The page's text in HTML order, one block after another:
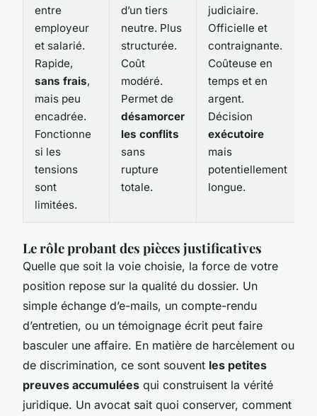
entre
employeur
et salarié.
Rapide,
sans frais,
mais peu
encadrée.
Fonctionne
si les
tensions
sont
limitées.
d’un tiers
neutre. Plus
structurée.
Coût
modéré.
Permet de
désamorcer
les conflits
sans
rupture
totale.
judiciaire.
Officielle et
contraignante.
Coûteuse en
temps et en
argent.
Décision
exécutoire
mais
potentiellement
longue.
Le rôle probant des pièces justificatives
Quelle que soit la voie choisie, la force de votre
position repose sur la qualité du dossier. Un
simple échange d’e-mails, un compte-rendu
d’entretien, ou un témoignage écrit peut faire
basculer une affaire. En matière de harcèlement ou
de discrimination, ce sont souvent les petites
preuves accumulées qui construisent la vérité
juridique. Un avocat sait quoi conserver, comment